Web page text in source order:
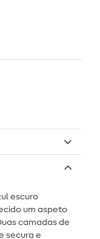
escuro
um aspeto
camadas de
secura e